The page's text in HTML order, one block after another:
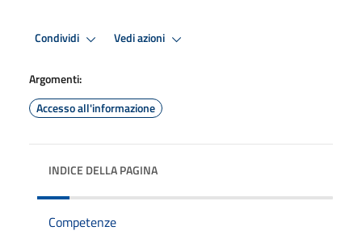
Condividi Vedi azioni
Argomenti:
Accesso all'informazione
INDICE DELLA PAGINA
Competenze